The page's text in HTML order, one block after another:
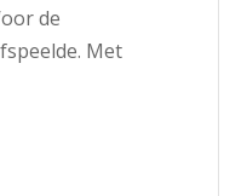
de
Met